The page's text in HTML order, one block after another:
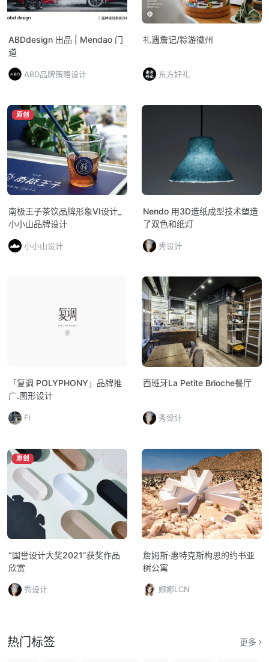
ABDdesign 出品 | Mendao 门
道
ABD品牌策略设计
礼遇詹记/粽游徽州
东方好礼
原创
南极王子茶饮品牌形象VI设计_
小小山品牌设计
小小山设计
Nendo 用3D造纸成型技术塑造
了双色和纸灯
秀设计
「复调 POLYPHONY」品牌推
广.图形设计
Fi
西班牙La Petite Brioche餐厅
秀设计
原创
“国誉设计大奖2021”获奖作品
欣赏
秀设计
詹姆斯·惠特克斯构思的约书亚
树公寓
娜娜LCN
热门标签 更多